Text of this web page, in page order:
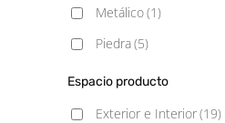
Metálico(1)
Piedra(5)
Espacio producto
Exterior e Interior(19)